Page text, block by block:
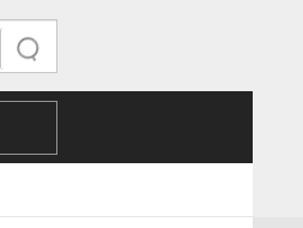
Искать